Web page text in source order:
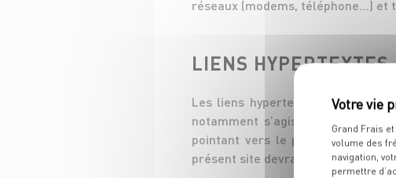
réseaux (modems, téléphone…) et
LIENS HYPERTEXTES
Les liens hypertextes établis en
notamment s’agissant du
pointant vers le présent site.
présent site devra en obtenir
Grand Frais et
volume des
navigation,
permettre